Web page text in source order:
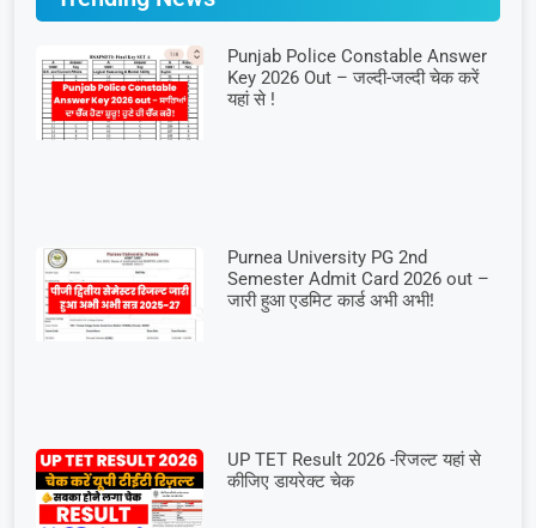
Punjab Police Constable Answer
Key 2026 Out – जल्दी-जल्दी चेक करें
यहां से !
Purnea University PG 2nd
Semester Admit Card 2026 out –
जारी हुआ एडमिट कार्ड अभी अभी!
UP TET Result 2026 -रिजल्ट यहां से
कीजिए डायरेक्ट चेक